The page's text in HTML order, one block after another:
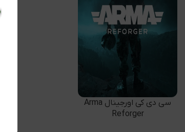
افزودن به سبد خرید
سی دی کی اورجینال Arma
Reforger